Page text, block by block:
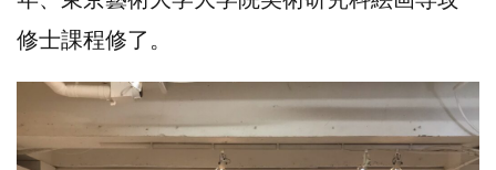
修士課程修了。